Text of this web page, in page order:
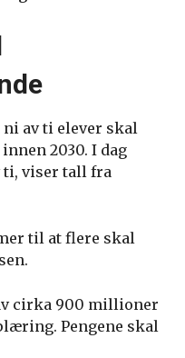
av ti elever skal
2030. I dag
ti, viser tall fra
til at flere skal
cirka 900 millioner
Pengene skal